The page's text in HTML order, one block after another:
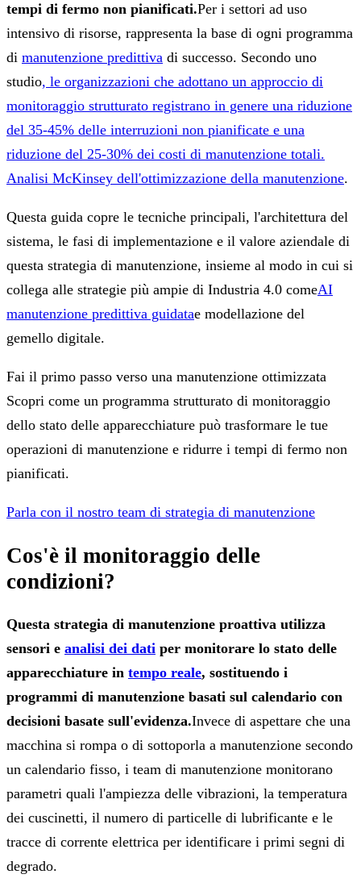
tempi di fermo non pianificati.Per i settori ad uso
intensivo di risorse, rappresenta la base di ogni programma
di manutenzione predittiva di successo. Secondo uno
studio, le organizzazioni che adottano un approccio di
monitoraggio strutturato registrano in genere una riduzione
del 35-45% delle interruzioni non pianificate e una
riduzione del 25-30% dei costi di manutenzione totali.
Analisi McKinsey dell'ottimizzazione della manutenzione.
Questa guida copre le tecniche principali, l'architettura del
sistema, le fasi di implementazione e il valore aziendale di
questa strategia di manutenzione, insieme al modo in cui si
collega alle strategie più ampie di Industria 4.0 comeAI
manutenzione predittiva guidatae modellazione del
gemello digitale.
Fai il primo passo verso una manutenzione ottimizzata
Scopri come un programma strutturato di monitoraggio
dello stato delle apparecchiature può trasformare le tue
operazioni di manutenzione e ridurre i tempi di fermo non
pianificati.
Parla con il nostro team di strategia di manutenzione
Cos'è il monitoraggio delle
condizioni?
Questa strategia di manutenzione proattiva utilizza
sensori e analisi dei dati per monitorare lo stato delle
apparecchiature in tempo reale, sostituendo i
programmi di manutenzione basati sul calendario con
decisioni basate sull'evidenza.Invece di aspettare che una
macchina si rompa o di sottoporla a manutenzione secondo
un calendario fisso, i team di manutenzione monitorano
parametri quali l'ampiezza delle vibrazioni, la temperatura
dei cuscinetti, il numero di particelle di lubrificante e le
tracce di corrente elettrica per identificare i primi segni di
degrado.